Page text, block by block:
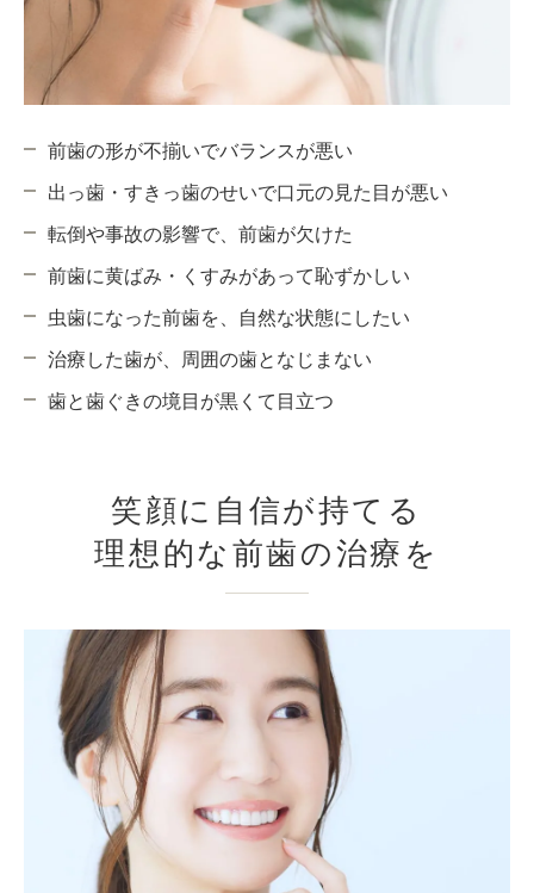
前歯の形が不揃いでバランスが悪い
出っ歯・すきっ歯のせいで口元の見た目が悪い
転倒や事故の影響で、前歯が欠けた
前歯に黄ばみ・くすみがあって恥ずかしい
虫歯になった前歯を、自然な状態にしたい
治療した歯が、周囲の歯となじまない
歯と歯ぐきの境目が黒くて目立つ
笑顔に自信が持てる
理想的な前歯の治療を